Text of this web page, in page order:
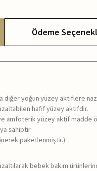
Ödeme
diğer yoğun yüzey aktiflere
hafif yüzey aktifdir.
amfoterik yüzey aktif madde
sahiptir.
paketlenmiştir.)
bebek bakım